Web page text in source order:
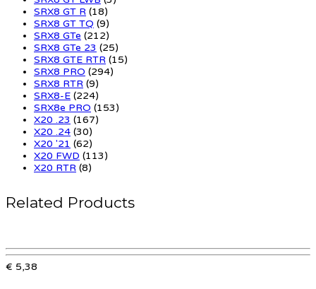
SRX8 GT R (18)
SRX8 GT TQ (9)
SRX8 GTe (212)
SRX8 GTe 23 (25)
SRX8 GTE RTR (15)
SRX8 PRO (294)
SRX8 RTR (9)
SRX8-E (224)
SRX8e PRO (153)
X20 .23 (167)
X20 .24 (30)
X20 '21 (62)
X20 FWD (113)
X20 RTR (8)
Related Products
€ 5,38